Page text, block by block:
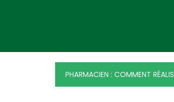
PHARMACIEN : COMMENT